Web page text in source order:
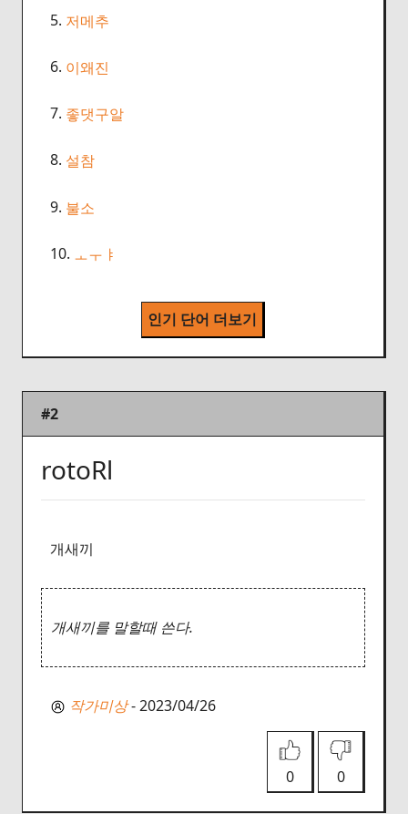
5. 저메추
6. 이왜진
7. 좋댓구알
8. 설참
9. 불소
10. ㅗㅜㅑ
인기 단어 더보기
#2
rotoRl
개새끼
개새끼를 말할때 쓴다.
작가미상- 2023/04/26
0 0